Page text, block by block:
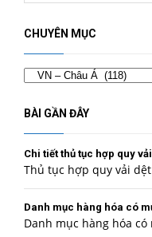
CHUYÊN MỤC
Chuyên
mục
BÀI GẦN ĐÂY
Chi tiết thủ tục hợp quy
Thủ tục hợp quy vải
Danh mục hàng hóa có
Danh mục hàng hóa